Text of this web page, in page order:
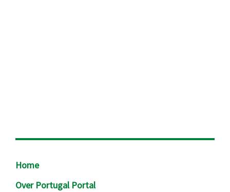
Footer
Home
Over Portugal Portal